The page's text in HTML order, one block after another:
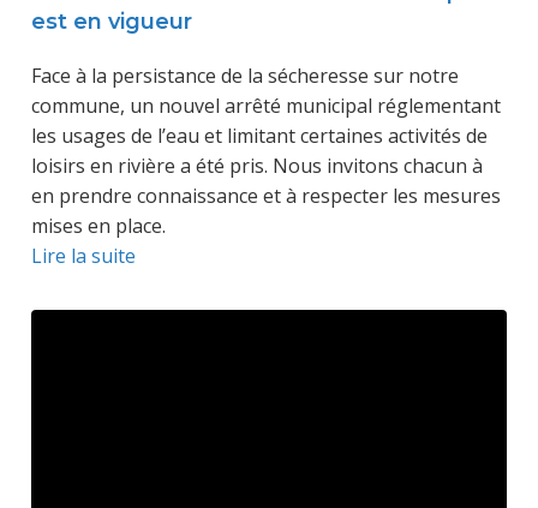
est en vigueur
Face à la persistance de la sécheresse sur notre
commune, un nouvel arrêté municipal réglementant
les usages de l’eau et limitant certaines activités de
loisirs en rivière a été pris. Nous invitons chacun à
en prendre connaissance et à respecter les mesures
mises en place.
Lire la suite